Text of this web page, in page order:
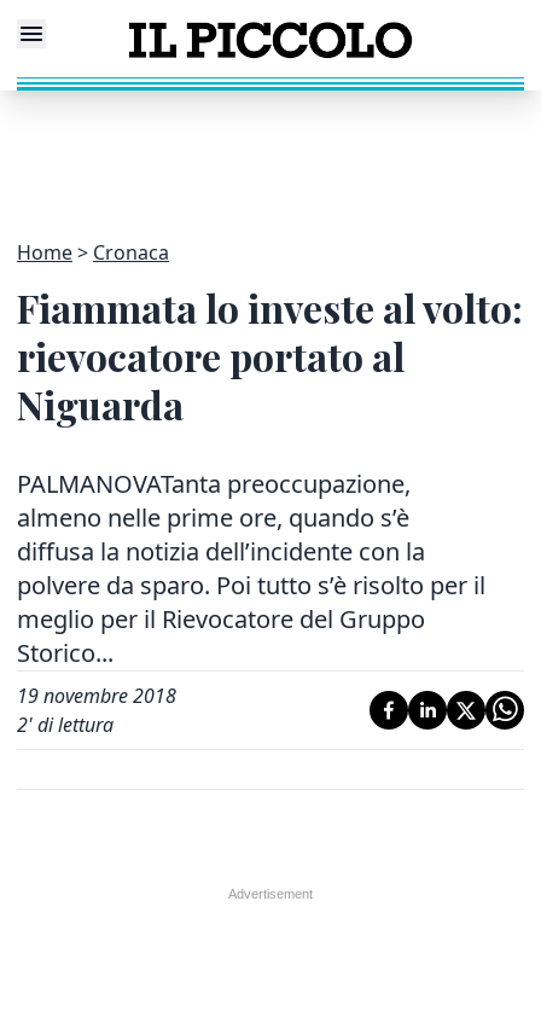
Home Cronaca
Fiammata lo investe al volto:
rievocatore portato al
Niguarda
PALMANOVATanta preoccupazione,
almeno nelle prime ore, quando s’è
diffusa la notizia dell’incidente con la
polvere da sparo. Poi tutto s’è risolto per il
meglio per il Rievocatore del Gruppo
Storico...
19 novembre 2018
2' di lettura